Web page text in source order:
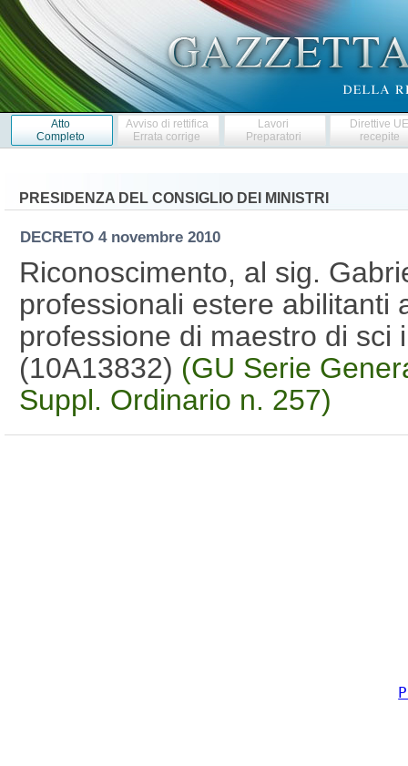
Atto
Completo
Avviso di rettifica
Errata corrige
Lavori
Preparatori
Direttive
recepite
PRESIDENZA DEL CONSIGLIO DEI MINISTRI
DECRETO 4 novembre 2010
Riconoscimento, al sig.
professionali estere abilitanti
professione di maestro di sci
(10A13832) (GU Serie
Suppl. Ordinario n. 257)